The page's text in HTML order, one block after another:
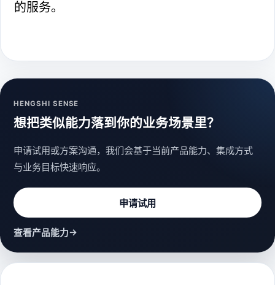
的服务。
HENGSHI SENSE
想把类似能力落到你的业务场景里？
申请试用或方案沟通，我们会基于当前产品能力、集成方式
与业务目标快速响应。
申请试用
查看产品能力→